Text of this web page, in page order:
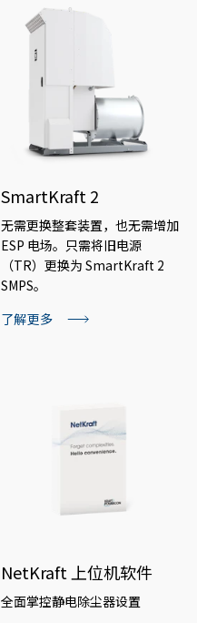
SmartKraft 2
无需更换整套装置，也无需增加
ESP 电场。只需将旧电源
（TR）更换为 SmartKraft 2
SMPS。
了解更多
NetKraft 上位机软件
全面掌控静电除尘器设置